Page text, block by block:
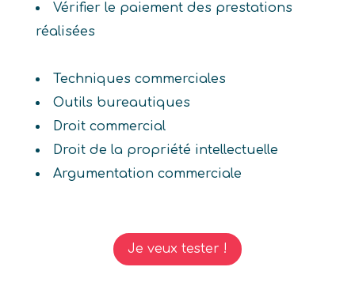
Vérifier le paiement des prestations
réalisées
Techniques commerciales
Outils bureautiques
Droit commercial
Droit de la propriété intellectuelle
Argumentation commerciale
Je veux tester !